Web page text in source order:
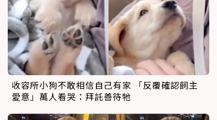
收容所小狗不敢相信自己有家 「反覆確認飼主
愛意」萬人看哭：拜託善待牠